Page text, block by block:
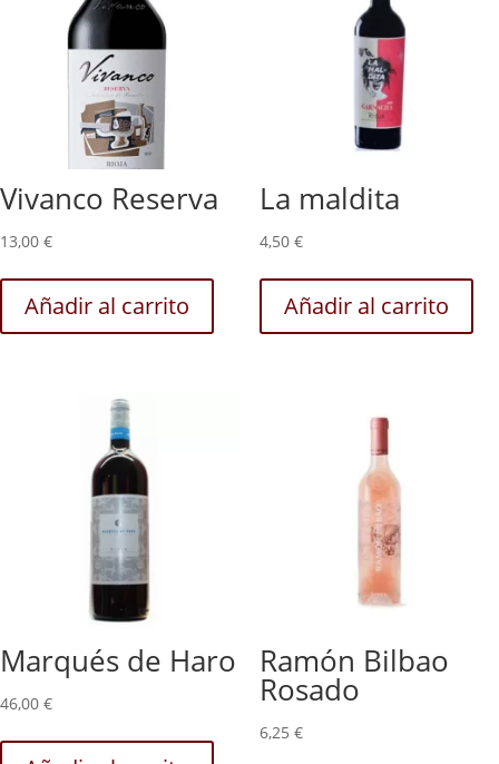
Vivanco Reserva
13,00 €
Añadir al carrito
La maldita
4,50 €
Añadir al carrito
Marqués de Haro
46,00 €
Ramón Bilbao
Rosado
6,25 €